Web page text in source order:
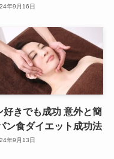
年9月16日
好きでも成功 意外と簡
ン食ダイエット成功法
年9月13日